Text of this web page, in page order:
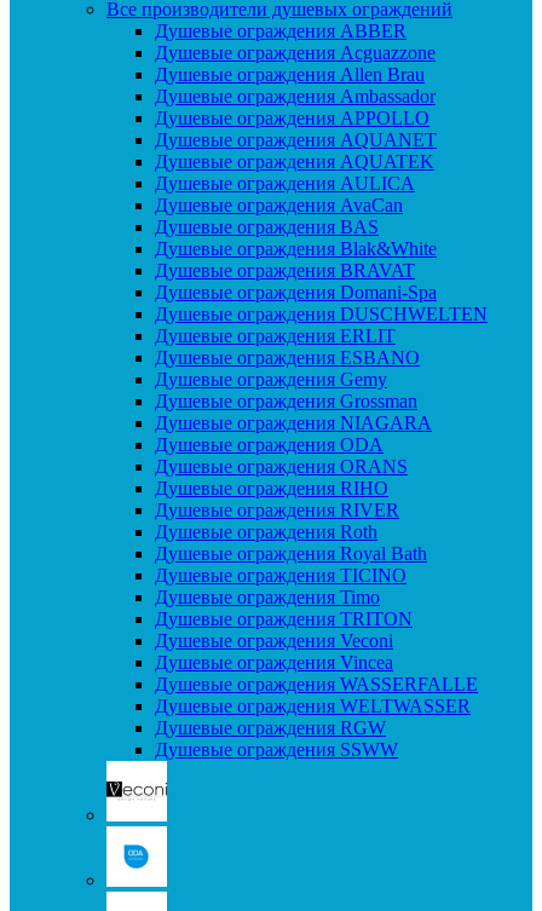
Все производители душевых ограждений
Душевые ограждения ABBER
Душевые ограждения Acguazzone
Душевые ограждения Allen Brau
Душевые ограждения Ambassador
Душевые ограждения APPOLLO
Душевые ограждения AQUANET
Душевые ограждения AQUATEK
Душевые ограждения AULICA
Душевые ограждения AvaCan
Душевые ограждения BAS
Душевые ограждения Blak&White
Душевые ограждения BRAVAT
Душевые ограждения Domani-Spa
Душевые ограждения DUSCHWELTEN
Душевые ограждения ERLIT
Душевые ограждения ESBANO
Душевые ограждения Gemy
Душевые ограждения Grossman
Душевые ограждения NIAGARA
Душевые ограждения ODA
Душевые ограждения ORANS
Душевые ограждения RIHO
Душевые ограждения RIVER
Душевые ограждения Roth
Душевые ограждения Royal Bath
Душевые ограждения TICINO
Душевые ограждения Timo
Душевые ограждения TRITON
Душевые ограждения Veconi
Душевые ограждения Vincea
Душевые ограждения WASSERFALLE
Душевые ограждения WELTWASSER
Душевые ограждения RGW
Душевые ограждения SSWW